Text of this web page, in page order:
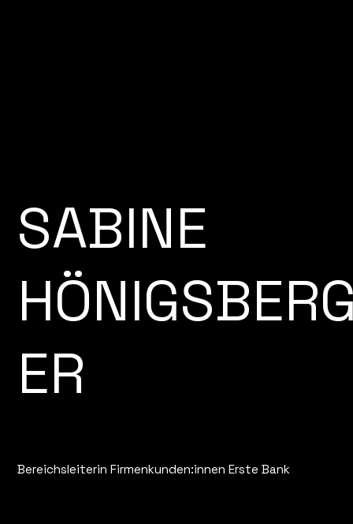
SABINE
ER
Bereichsleiterin Firmenkunden:innen Erste Bank